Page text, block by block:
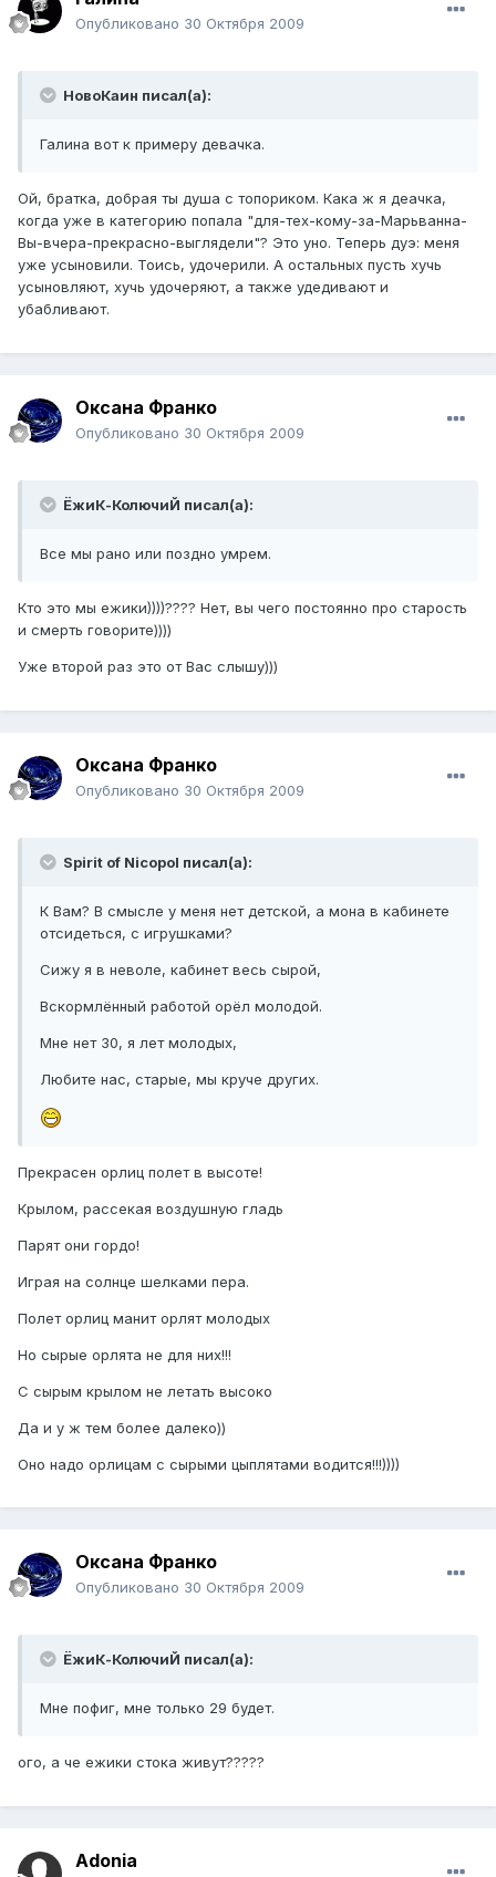
Опубликовано 30 Октября 2009
НовоКаин писал(а):
Галина вот к примеру девачка.
Ой, братка, добрая ты душа с топориком. Кака ж я деачка,
когда уже в категорию попала "для-тех-кому-за-Марьванна-
Вы-вчера-прекрасно-выглядели"? Это уно. Теперь дуэ: меня
уже усыновили. Тоись, удочерили. А остальных пусть хучь
усыновляют, хучь удочеряют, а также удедивают и
убабливают.
Оксана Франко
Опубликовано 30 Октября 2009
ЁжиК-КолючиЙ писал(а):
Все мы рано или поздно умрем.
Кто это мы ежики))))???? Нет, вы чего постоянно про старость
и смерть говорите))))
Уже второй раз это от Вас слышу)))
Оксана Франко
Опубликовано 30 Октября 2009
Spirit of Nicopol писал(а):
К Вам? В смысле у меня нет детской, а мона в кабинете
отсидеться, с игрушками?
Сижу я в неволе, кабинет весь сырой,
Вскормлённый работой орёл молодой.
Мне нет 30, я лет молодых,
Любите нас, старые, мы круче других.
Прекрасен орлиц полет в высоте!
Крылом, рассекая воздушную гладь
Парят они гордо!
Играя на солнце шелками пера.
Полет орлиц манит орлят молодых
Но сырые орлята не для них!!!
С сырым крылом не летать высоко
Да и у ж тем более далеко))
Оно надо орлицам с сырыми цыплятами водится!!!))))
Оксана Франко
Опубликовано 30 Октября 2009
ЁжиК-КолючиЙ писал(а):
Мне пофиг, мне только 29 будет.
ого, а че ежики стока живут?????
Adonia